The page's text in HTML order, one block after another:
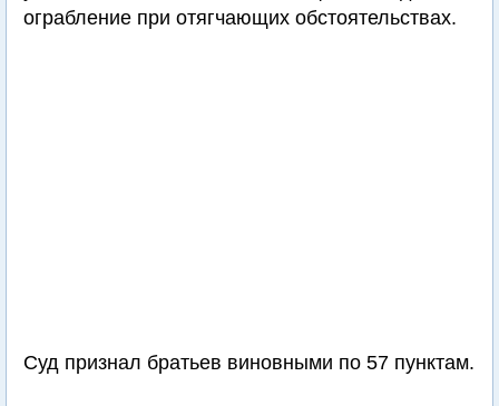
ограбление при отягчающих обстоятельствах.
Суд признал братьев виновными по 57 пунктам.